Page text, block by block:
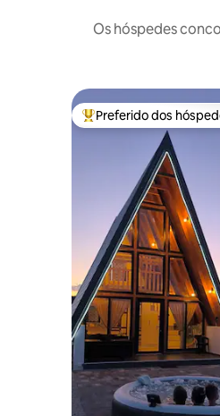
Os hóspedes
Entre os melhores
Preferido dos